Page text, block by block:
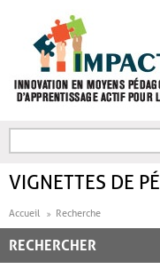
FORMULAIRE DE
VIGNETTES DE
Accueil Recherche
RECHERCHER